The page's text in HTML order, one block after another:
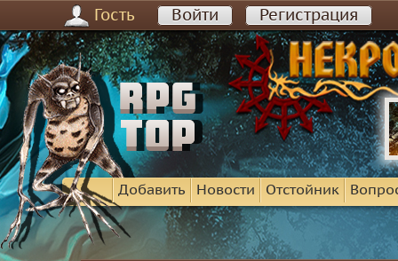
Гость Войти Регистрация
Добавить Новости Отстойник